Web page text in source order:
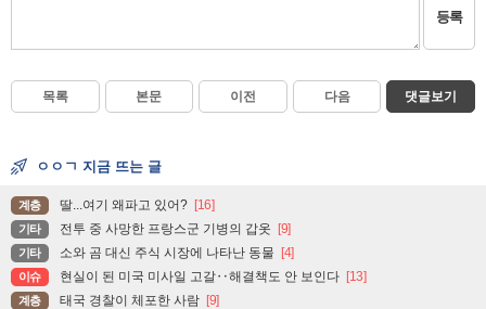
등록
목록 본문 이전 다음 댓글보기
ㅇㅇㄱ 지금 뜨는 글
계층 딸...여기 왜파고 있어? [16]
기타 전투 중 사망한 프랑스군 기병의 갑옷 [9]
기타 소와 곰 대신 주식 시장에 나타난 동물 [4]
이슈 현실이 된 미국 미사일 고갈‥해결책도 안 보인다 [13]
계층 태국 경찰이 체포한 사람 [9]